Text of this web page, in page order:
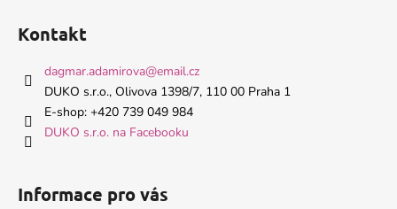
p
r
v
Kontakt
dagmar.adamirova@email.cz
DUKO s.r.o., Olivova 1398/7, 110 00 Praha 1
E-shop: +420 739 049 984
DUKO s.r.o. na Facebooku
Informace pro vás